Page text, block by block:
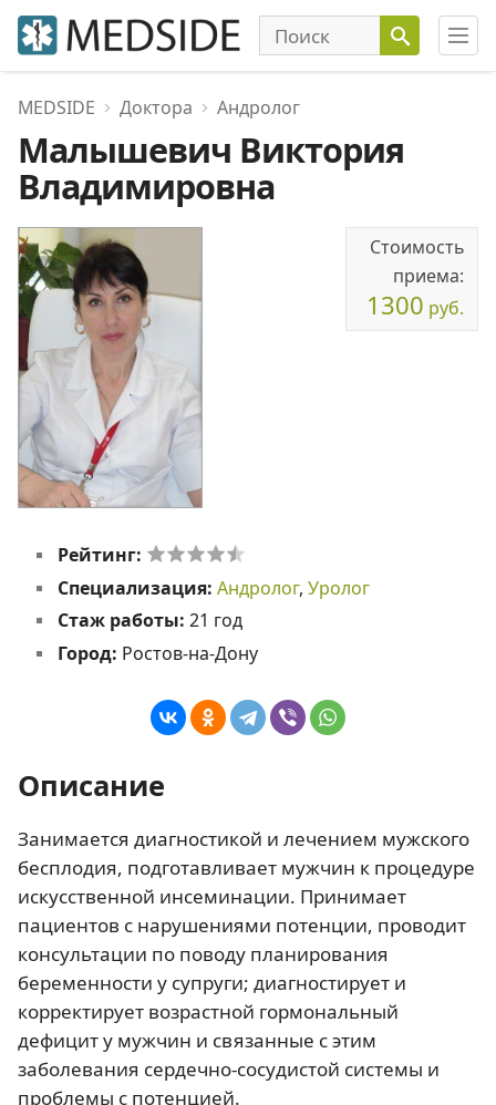
MEDSIDE Доктора Андролог
Малышевич Виктория
Владимировна
Стоимость
приема:
1300 руб.
Рейтинг:
Специализация: Андролог, Уролог
Стаж работы: 21 год
Город: Ростов-на-Дону
Описание
Занимается диагностикой и лечением мужского
бесплодия, подготавливает мужчин к процедуре
искусственной инсеминации. Принимает
пациентов с нарушениями потенции, проводит
консультации по поводу планирования
беременности у супруги; диагностирует и
корректирует возрастной гормональный
дефицит у мужчин и связанные с этим
заболевания сердечно-сосудистой системы и
проблемы с потенцией.